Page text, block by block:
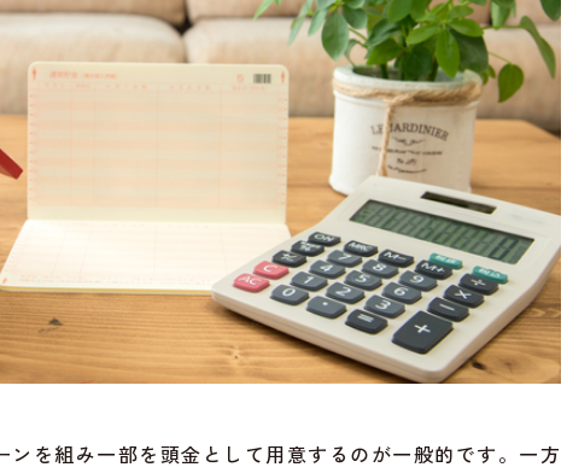
を組み一部を頭金として用意するのが一般的です。一方